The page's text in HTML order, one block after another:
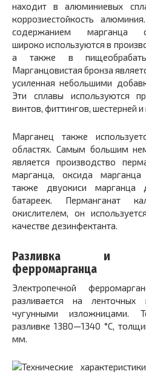
находит в алюминиевых
коррозиестойкость
содержанием
широко используются в
а также в
Марганцовистая бронза
усиленная небольшими
Эти сплавы используются
винтов, фиттингов, шестерней
Марганец также
областях. Самым большим
является производство
марганца, оксида
также двуокиси марганца
батареек. Перманганат
окислителем, он
качестве дезинфектанта.
Разливка и
ферромарганца
Электропечной
разливается на
чугунными изложницами.
разливке 1380—1340 °С,
мм.